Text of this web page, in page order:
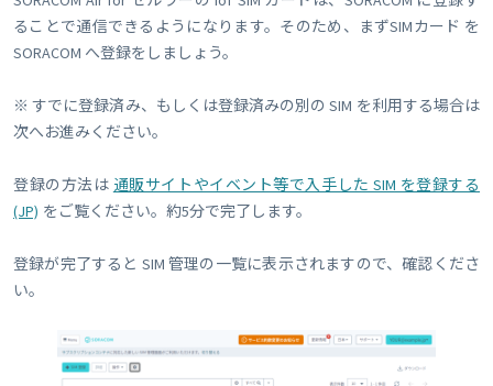
ることで通信できるようになります。そのため、まずSIMカード を
SORACOM へ登録をしましょう。
※ すでに登録済み、もしくは登録済みの別の SIM を利用する場合は
次へお進みください。
登録の方法は 通販サイトやイベント等で入手した SIM を登録する
(JP) をご覧ください。約5分で完了します。
登録が完了すると SIM 管理の一覧に表示されますので、確認くださ
い。